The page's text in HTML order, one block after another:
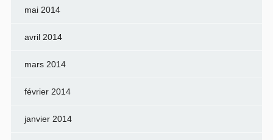
mai 2014
avril 2014
mars 2014
février 2014
janvier 2014